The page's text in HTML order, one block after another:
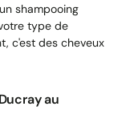
shampooing
type de
c'est des cheveux
au